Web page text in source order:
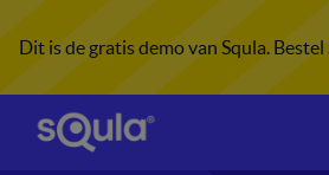
Dit is de gratis demo van Squla.